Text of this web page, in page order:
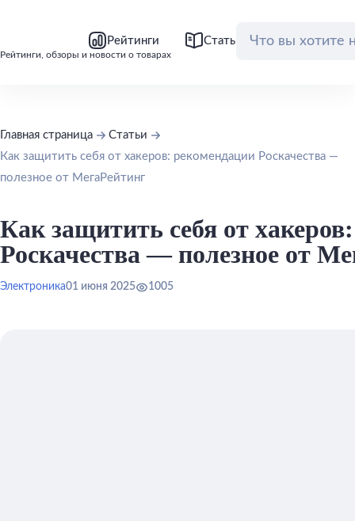
Рейтинги, обзоры и новости о товарах
Рейтинги Статьи Обзоры
Главная страница
Статьи
Как защитить себя от хакеров: рекомендации Роскачества —
полезное от МегаРейтинг
Как защитить себя от
Роскачества — полезное от
Электроника01 июня 2025 1005